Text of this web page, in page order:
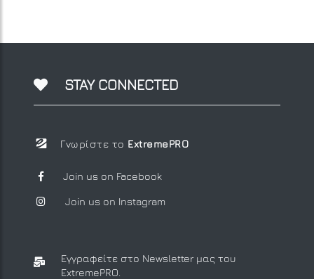
STAY CONNECTED
Γνωρίστε το ExtremePRO
Join us on Facebook
Join us on Instagram
Εγγραφείτε στο Newsletter μας του
ExtremePRO.